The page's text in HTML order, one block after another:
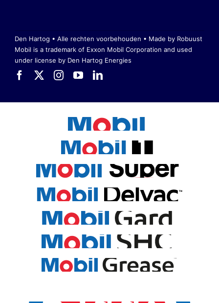
Den Hartog • Alle rechten voorbehouden • Made by Robuust
Mobil is a trademark of Exxon Mobil Corporation and used
under license by Den Hartog Energies